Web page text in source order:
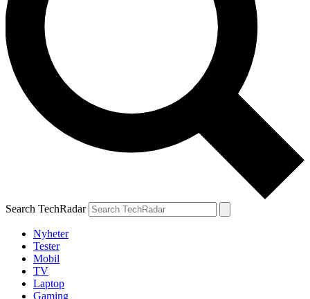
Search TechRadar
Nyheter
Tester
Mobil
TV
Laptop
Gaming